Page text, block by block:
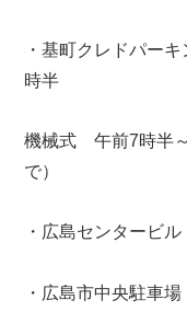
・基町クレドパー
時半
機械式 午前7時半
で）
・広島センター
・広島市中央駐